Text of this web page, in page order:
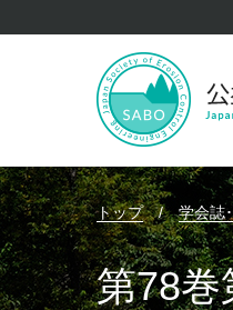
第78巻
トップ / 学会誌